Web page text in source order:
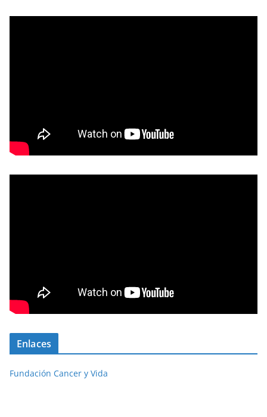
Enlaces
Fundación Cancer y Vida